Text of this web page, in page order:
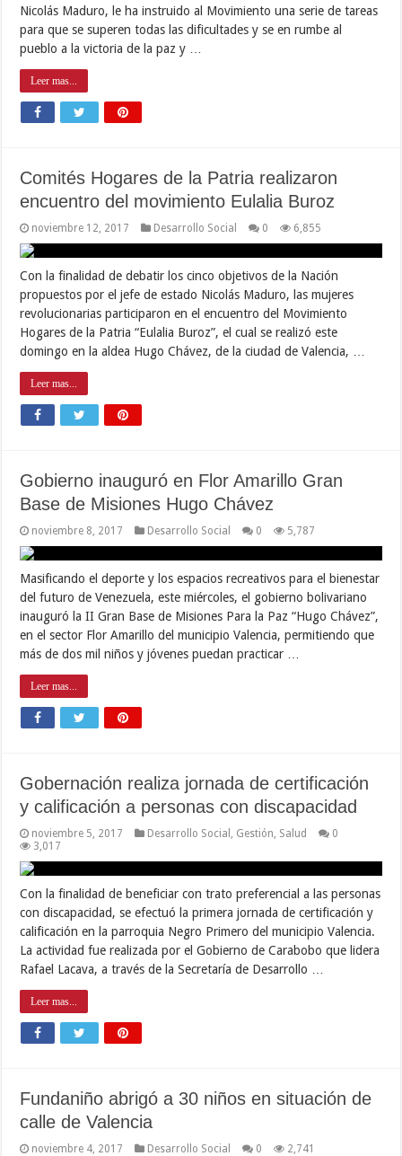
Nicolás Maduro, le ha instruido al Movimiento una serie de tareas
para que se superen todas las dificultades y se en rumbe al
pueblo a la victoria de la paz y …
Leer mas...
Comités Hogares de la Patria realizaron
encuentro del movimiento Eulalia Buroz
noviembre 12, 2017 Desarrollo Social 0 6,855
Con la finalidad de debatir los cinco objetivos de la Nación
propuestos por el jefe de estado Nicolás Maduro, las mujeres
revolucionarias participaron en el encuentro del Movimiento
Hogares de la Patria “Eulalia Buroz”, el cual se realizó este
domingo en la aldea Hugo Chávez, de la ciudad de Valencia, …
Leer mas...
Gobierno inauguró en Flor Amarillo Gran
Base de Misiones Hugo Chávez
noviembre 8, 2017 Desarrollo Social 0 5,787
Masificando el deporte y los espacios recreativos para el bienestar
del futuro de Venezuela, este miércoles, el gobierno bolivariano
inauguró la II Gran Base de Misiones Para la Paz “Hugo Chávez”,
en el sector Flor Amarillo del municipio Valencia, permitiendo que
más de dos mil niños y jóvenes puedan practicar …
Leer mas...
Gobernación realiza jornada de certificación
y calificación a personas con discapacidad
noviembre 5, 2017 Desarrollo Social Gestión Salud
0
3,017
Con la finalidad de beneficiar con trato preferencial a las personas
con discapacidad, se efectuó la primera jornada de certificación y
calificación en la parroquia Negro Primero del municipio Valencia.
La actividad fue realizada por el Gobierno de Carabobo que lidera
Rafael Lacava, a través de la Secretaría de Desarrollo …
Leer mas...
Fundaniño abrigó a 30 niños en situación de
calle de Valencia
noviembre 4, 2017 Desarrollo Social 0 2,741